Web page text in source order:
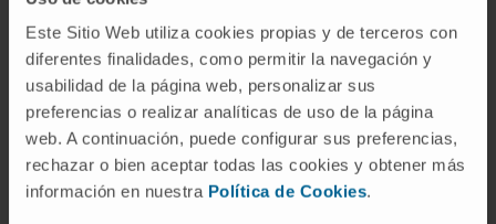
Este Sitio Web utiliza cookies propias y de terceros con
diferentes finalidades, como permitir la navegación y
usabilidad de la página web, personalizar sus
preferencias o realizar analíticas de uso de la página
web. A continuación, puede configurar sus preferencias,
rechazar o bien aceptar todas las cookies y obtener más
información en nuestra Política de Cookies.
CD8+ T cells subsets needed for optimal
tumour vaccination and immunotherapy.
CITA DEL ARTÍCULONat Commun. 2017 Jul
17;8:16073. doi: 10.1038/ncomms16073
VER PUBLICACIÓN EN PUBMED